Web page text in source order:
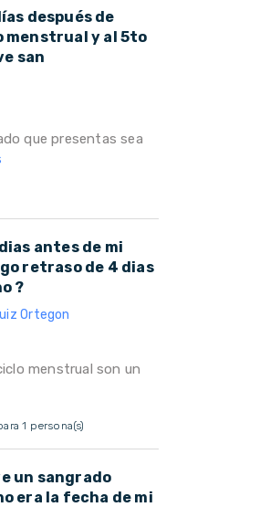
después de
menstrual y al 5to
san
que presentas sea
antes de mi
retraso de 4 dias
?
Ortegon
menstrual son un
1 persona(s)
un sangrado
era la fecha de mi